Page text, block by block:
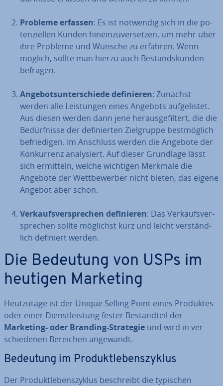
Probleme erfassen: Es ist notwendig sich in die po­
ten­zi­el­len Kunden hin­ein­zu­ver­set­zen, um mehr über
ihre Probleme und Wünsche zu erfahren. Wenn
möglich, sollte man hierzu auch Be­stands­kun­den
befragen.
An­ge­bots­un­ter­schie­de de­fi­nie­ren: Zunächst
werden alle Leis­tun­gen eines Angebots auf­ge­lis­tet.
Aus diesen werden dann jene her­aus­ge­fil­tert, die die
Be­dürf­nis­se der de­fi­nier­ten Ziel­grup­pe best­mög­lich
be­frie­di­gen. Im Anschluss werden die Angebote der
Kon­kur­renz ana­ly­siert. Auf dieser Grundlage lässt
sich ermitteln, welche wichtigen Merkmale die
Angebote der Wett­be­wer­ber nicht bieten, das eigene
Angebot aber schon.
Ver­kaufs­ver­spre­chen de­fi­nie­ren: Das Ver­kaufs­ver­
spre­chen sollte möglichst kurz und leicht ver­ständ­
lich definiert werden.
Die Bedeutung von USPs im
heutigen Marketing
Heut­zu­ta­ge ist der Unique Selling Point eines Produktes
oder einer Dienst­leis­tung fester Be­stand­teil der
Marketing- oder Branding-Strategie und wird in ver­
schie­de­nen Bereichen angewandt.
Bedeutung im Pro­dukt­le­bens­zy­klus
Der Pro­dukt­le­bens­zy­klus be­schreibt die typischen